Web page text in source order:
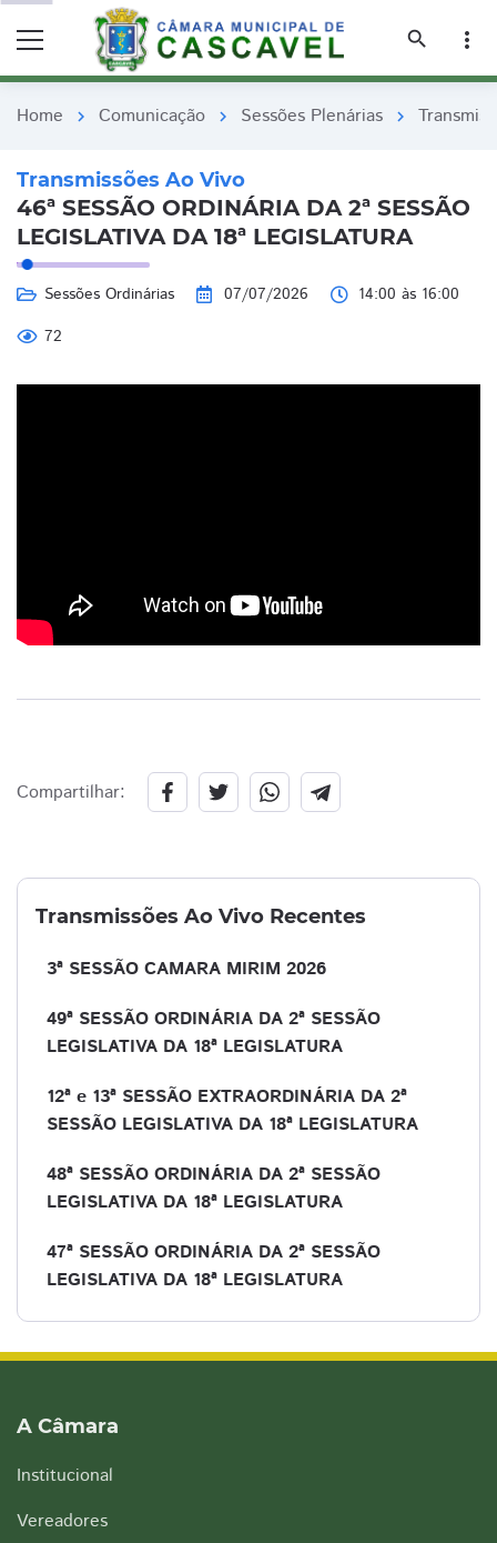
search
more_vert
Home chevron_right Comunicação chevron_right Sessões Plenárias chevron_right
Transmissões Ao Vivo
46ª SESSÃO ORDINÁRIA DA 2ª SESSÃO
LEGISLATIVA DA 18ª LEGISLATURA
Sessões Ordinárias 07/07/2026
14:00 às 16:00
72
Compartilhar:
Transmissões Ao Vivo Recentes
3ª SESSÃO CAMARA MIRIM 2026
49ª SESSÃO ORDINÁRIA DA 2ª SESSÃO
LEGISLATIVA DA 18ª LEGISLATURA
12ª e 13ª SESSÃO EXTRAORDINÁRIA DA 2ª
SESSÃO LEGISLATIVA DA 18ª LEGISLATURA
48ª SESSÃO ORDINÁRIA DA 2ª SESSÃO
LEGISLATIVA DA 18ª LEGISLATURA
47ª SESSÃO ORDINÁRIA DA 2ª SESSÃO
LEGISLATIVA DA 18ª LEGISLATURA
A Câmara
Institucional
Vereadores